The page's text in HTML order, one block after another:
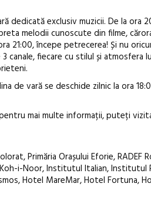
dedicată exclusiv muzicii. De la ora
melodii cunoscute din filme,
21:00, începe petrecerea! Și nu
fiecare cu stilul și atmosfera
de vară se deschide zilnic la ora
mai multe informații, puteți
Primăria Orașului Eforie, RADEF
i-Noor, Institutul Italian, Institutul
Hotel MareMar, Hotel Fortuna,